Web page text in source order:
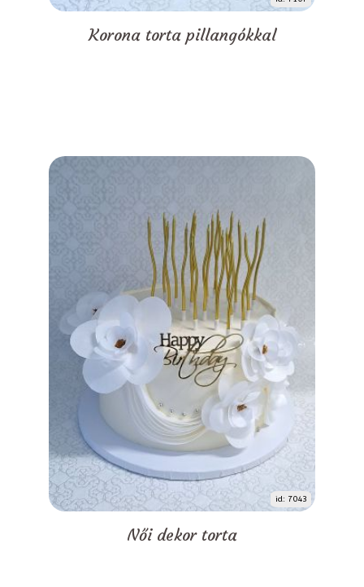
Korona torta pillangókkal
id: 7043
Női dekor torta